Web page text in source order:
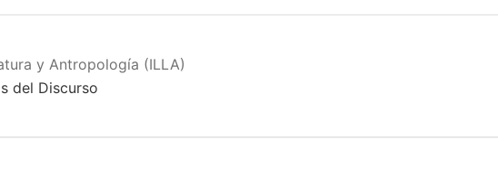
y Antropología (ILLA)
del Discurso